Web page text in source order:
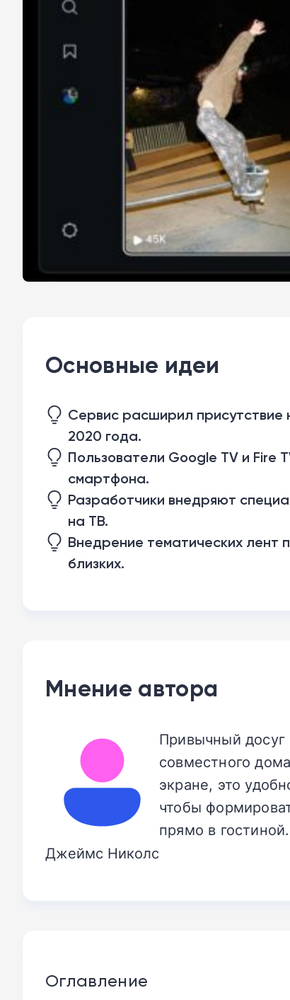
Основные идеи
Сервис расширил
2020 года.
Пользователи Google TV и Fire
смартфона.
Разработчики внедряют
на ТВ.
Внедрение тематических лент
близких.
Мнение автора
Джеймс Николс
Привычный
совместного
экране, это
чтобы
прямо в гостиной.
Оглавление